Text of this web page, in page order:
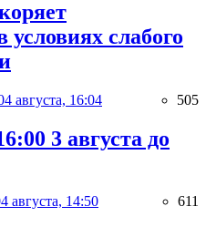
слабого
августа, 16:04 505
3 августа до
августа, 14:50 611